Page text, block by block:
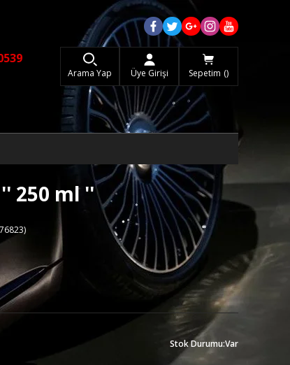
Arama Yap Üye Girişi Sepetim
250 ml ''
Stok Durumu:Var